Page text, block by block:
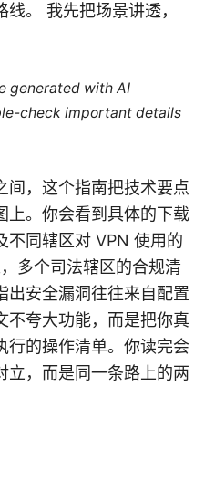
。 我先把场景讲透，
generated with AI
check important details
间，这个指南把技术要点
上。你会看到具体的下载
不同辖区对 VPN 使用的
多个司法辖区的合规清
出安全漏洞往往来自配置
不夸大功能，而是把你真
行的操作清单。你读完会
立，而是同一条路上的两